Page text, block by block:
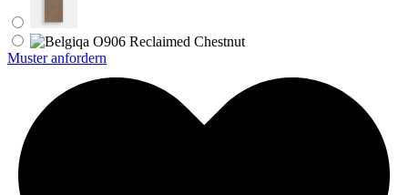
Muster anfordern